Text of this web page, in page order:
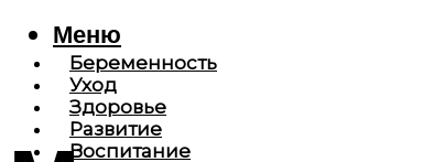
Беременность
Уход
Здоровье
Развитие
Воспитание
Меню